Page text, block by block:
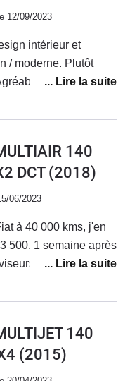
le 12/09/2023
intérieur et
/ moderne. Plutôt
à conduire sur
aucune
mal, tout se met à
réparations
de fabrication !
mais au vu des
faramineux, des
revendre.
140
DCT(2018)
06/2023
à 40 000 kms, j'en
500. 1 semaine après
électriques ne
gênant, 2 mois
en concession
problème de
140
(2015)